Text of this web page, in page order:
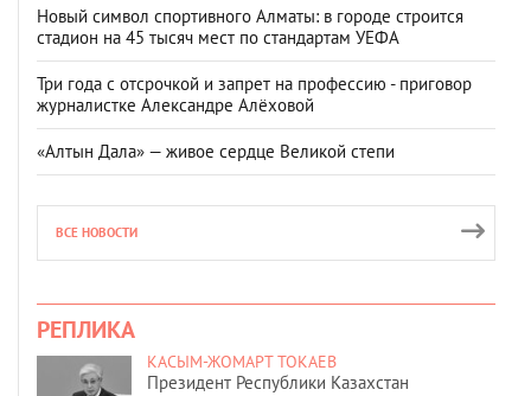
Новый символ спортивного Алматы: в городе строится
стадион на 45 тысяч мест по стандартам УЕФА
Три года с отсрочкой и запрет на профессию - приговор
журналистке Александре Алёховой
«Алтын Дала» — живое сердце Великой степи
ВСЕ НОВОСТИ
РЕПЛИКА
КАСЫМ-ЖОМАРТ ТОКАЕВ
Президент Республики Казахстан